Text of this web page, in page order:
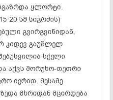
ყლორტი.
20 სმ სიგრძის)
გვირგვინიდან,
კიდევ გაუშლელ
სქელი
აქვს მორუხო-თეთრი
იერით. მესამე
მხრიდან მცირდება